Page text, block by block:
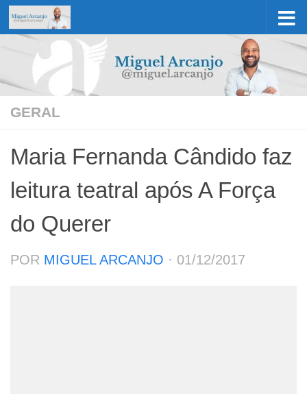
Skip to content
GERAL
Maria Fernanda Cândido faz
leitura teatral após A Força
do Querer
POR MIGUEL ARCANJO · 01/12/2017